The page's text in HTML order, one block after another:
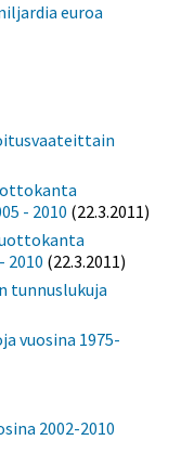
euroa
- 2010 (22.3.2011)
2010 (22.3.2011)
tunnuslukuja
vuosina 1975-
2002-2010